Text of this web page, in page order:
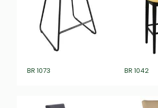
BR 1073 BR 1042